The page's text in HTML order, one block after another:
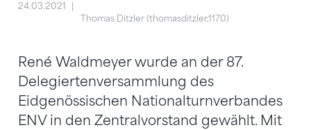
24.03.2021
Thomas Ditzler (thomasditzler,1170)
René Waldmeyer wurde an der 87.
Delegiertenversammlung des
Eidgenössischen Nationalturnverbandes
ENV in den Zentralvorstand gewählt. Mit